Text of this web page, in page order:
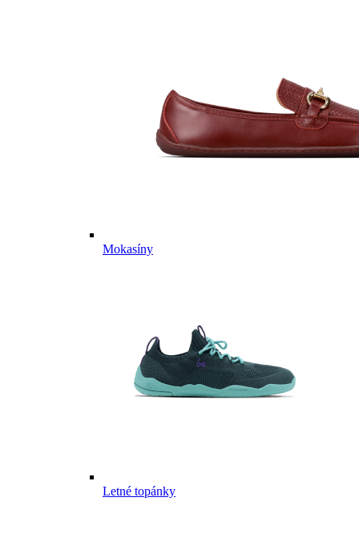
Mokasíny
Letné topánky